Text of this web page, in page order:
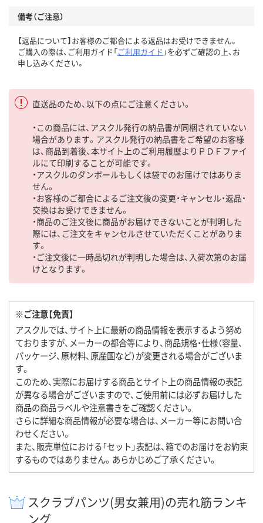
備考（ご注意）
【返品について】お客様のご都合による返品はお受けできません。
ご購入の際は、ご利用ガイド「ご利用ガイド 」を必ずご確認の上、お
申し込みください。
直送品のため、以下の点にご注意ください。
・この商品には、アスクル発行の納品書が同梱されていない
場合があります。アスクル発行の納品書をご希望のお客様
は、商品到着後、本サイト上のご利用履歴よりＰＤＦファイ
ルにて印刷することが可能です。
・アスクルのダンボールもしくは袋でのお届けではありま
せん。
・お客様のご都合によるご注文後の変更・キャンセル・返品・
交換はお受けできません。
・商品のご注文後に商品がお届けできないことが判明した
際には、ご注文をキャンセルさせていただくことがありま
す。
・ご注文後に一時品切れが判明した場合は、入荷次第のお届
けとなります。
※ご注意【免責】
アスクルでは、サイト上に最新の商品情報を表示するよう努め
ておりますが、メーカーの都合等により、商品規格・仕様（容量、
パッケージ、原材料、原産国など）が変更される場合がございま
す。
このため、実際にお届けする商品とサイト上の商品情報の表記
が異なる場合がございますので、ご使用前には必ずお届けした
商品の商品ラベルや注意書きをご確認ください。
さらに詳細な商品情報が必要な場合は、メーカー等にお問い合
わせください。
また、販売単位における「セット」表記は、箱でのお届けをお約束
するものではありません。あらかじめご了承ください。
スクラブパンツ(男女兼用)の売れ筋ランキ
ング